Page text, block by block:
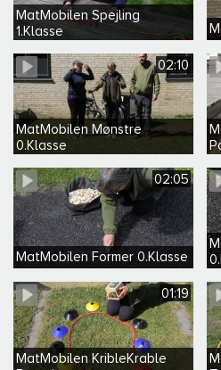
MatMobilen Spejling
1.Klasse
02:10
MatMobilen Mønstre
0.Klasse
02:05
MatMobilen Former 0.Klasse
01:19
MatMobilen KribleKrable